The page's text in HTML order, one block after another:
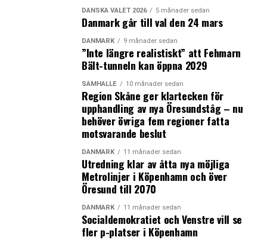
DANSKA VALET 2026 5 månader sedan
Danmark går till val den 24 mars
DANMARK 9 månader sedan
”Inte längre realistiskt” att Fehmarn
Bält-tunneln kan öppna 2029
SAMHÄLLE 10 månader sedan
Region Skåne ger klartecken för
upphandling av nya Öresundståg – nu
behöver övriga fem regioner fatta
motsvarande beslut
DANMARK 11 månader sedan
Utredning klar av åtta nya möjliga
Metrolinjer i Köpenhamn och över
Öresund till 2070
DANMARK 11 månader sedan
Socialdemokratiet och Venstre vill se
fler p-platser i Köpenhamn